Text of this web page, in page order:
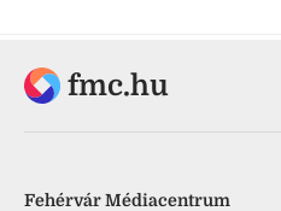
fmc.hu
Fehérvár Médiacentrum